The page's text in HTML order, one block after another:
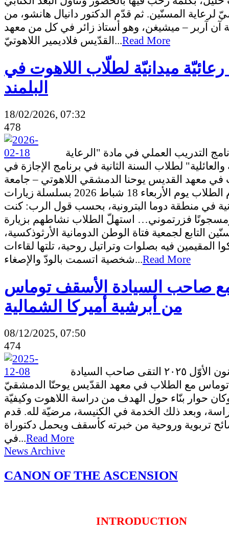
لرعاية المسنّين. ثم قدّم الدكتور دانيال هانشو، من
آن آربر – ميشيغن، وهو أستاذ زائر في كل من معهد
القدّيس فلاديمير اللاهوتيّ...Read More
رعائيّة ميدانيّة لطلّاب اللاهوت في
البلمند
18/02/2026, 07:32
478
والعائلية" لطلاب السنة الثانية في برنامج الإجازة في
في معهد القديس يوحنا الدمشقي اللاهوتي – جامعة
البلمند، قام الطلاب يوم الأربعاء 18 شباط 2026 بسلسلة زيارات
في منطقة دوما البترونية، بحسب قول الرب: كنت
فزرتموني… استهلّ الطلاب نشاطهم بزيارة
التابع لجمعية فتاة الوطن الدومانية الأرثوذكسية،
المقيمين فيه بصلوات وتراتيل روحية، تلتها لقاءات
شخصية اتسمت بالودّ والإصغاء...Read More
صاحب السيادة الأسقف توماس
من أبرشية أميركا الشمالية
08/12/2025, 07:50
474
مع الطلاب في معهد القدّيس يوحنّا الدمشقيّ
حوار بنّاء حول الهدف من دراسة اللاهوت وكيفيّة
وبعد ذلك الخدمة في الكنيسة، مرضيّة لله. قدم
تربوية وروحية من خبرته كأسقف ويحمل دكتوراة
في...Read More
News Archive
CANON OF THE ASCENSION
INTRODUCTION